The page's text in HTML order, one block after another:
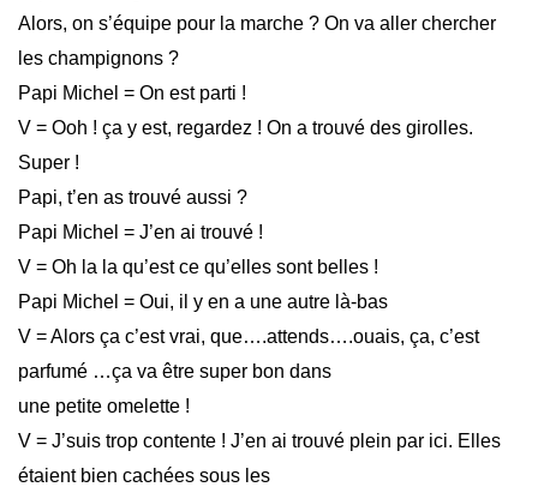
Alors, on s’équipe pour la marche ? On va aller chercher
les champignons ?
Papi Michel = On est parti !
V = Ooh ! ça y est, regardez ! On a trouvé des girolles.
Super !
Papi, t’en as trouvé aussi ?
Papi Michel = J’en ai trouvé !
V = Oh la la qu’est ce qu’elles sont belles !
Papi Michel = Oui, il y en a une autre là-bas
V = Alors ça c’est vrai, que….attends….ouais, ça, c’est
parfumé …ça va être super bon dans
une petite omelette !
V = J’suis trop contente ! J’en ai trouvé plein par ici. Elles
étaient bien cachées sous les